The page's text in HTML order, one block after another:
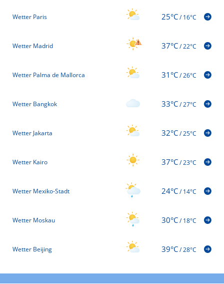
Wetter Paris 25°C/16°C
Wetter Madrid 37°C/22°C
Wetter Palma de Mallorca 31°C/26°C
Wetter Bangkok 33°C/27°C
Wetter Jakarta 32°C/25°C
Wetter Kairo 37°C/23°C
Wetter Mexiko-Stadt 24°C/14°C
Wetter Moskau 30°C/18°C
Wetter Beijing 39°C/28°C